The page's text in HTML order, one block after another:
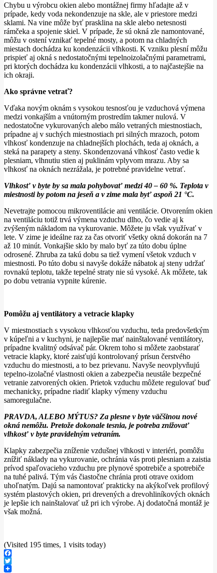
Chybu u výrobcu okien alebo montážnej firmy hľadajte až v
prípade, kedy voda nekondenzuje na skle, ale v priestore medzi
sklami. Na vine môže byť prasklina na skle alebo netesnosti
rámčeka a spojenie skiel. V prípade, že sú okná zle namontované,
môžu v ostení vznikať tepelné mosty, a potom na chladných
miestach dochádza ku kondenzácii vlhkosti. K vzniku plesní môžu
prispieť aj okná s nedostatočnými tepelnoizolačnými parametrami,
pri ktorých dochádza ku kondenzácii vlhkosti, a to najčastejšie na
ich okraji.
Ako správne vetrať?
Vďaka novým oknám s vysokou tesnosťou je vzduchová výmena
medzi vonkajším a vnútorným prostredím takmer nulová. V
nedostatočne vykurovaných alebo málo vetraných miestnostiach,
prípadne aj v suchých miestnostiach pri silných mrazoch, potom
vlhkosť kondenzuje na chladnejších plochách, teda aj oknách, a
steká na parapety a steny. Skondenzovaná vlhkosť často vedie k
plesniam, vlhnutiu stien aj puklinám vplyvom mrazu. Aby sa
vlhkosť na oknách nezrážala, je potrebné pravidelne vetrať.
Vlhkosť v byte by sa mala pohybovať medzi 40 – 60 %. Teplota v
miestnosti by potom na jeseň a v zime mala byť aspoň 21 °C.
Nevetrajte pomocou mikroventilácie ani ventilácie. Otvorením okien
na ventiláciu totiž trvá výmena vzduchu dlho, čo vedie aj k
zvýšeným nákladom na vykurovanie. Môžete ju však využívať v
lete. V zime je ideálne raz za čas otvoriť všetky okná dokorán na 7
až 10 minút. Vonkajšie sklo by malo byť za túto dobu úplne
odrosené. Zhruba za takú dobu sa tiež vymení všetok vzduch v
miestnosti. Po túto dobu si navyše dokáže nábatok aj steny udržať
rovnakú teplotu, takže tepelné straty nie sú vysoké. Ak môžete, tak
po dobu vetrania vypnite kúrenie.
Pomôžu aj ventilátory a vetracie klapky
V miestnostiach s vysokou vlhkosťou vzduchu, teda predovšetkým
v kúpeľni a v kuchyni, je najlepšie mať nainštalované ventilátory,
prípadne kvalitný odsávač pár. Okrem toho si môžete zaobstarať
vetracie klapky, ktoré zaisťujú kontrolovaný prísun čerstvého
vzduchu do miestnosti, a to bez prievanu. Navyše neovplyvňujú
tepelno-izolačné vlastnosti okien a zabezpečia neustále bezpečné
vetranie zatvorených okien. Prietok vzduchu môžete regulovať buď
mechanicky, prípadne riadiť klapky výmeny vzduchu
samoregulačne.
PRAVDA, ALEBO MÝTUS? Za plesne v byte väčšinou nové
okná nemôžu. Pretože dokonale tesnia, je potreba znižovať
vlhkosť v byte pravidelným vetraním.
Klapky zabezpečia zníženie vzdušnej vlhkosti v interiéri, pomôžu
znížiť náklady na vykurovanie, ochránia vás proti plesniam a zaistia
prívod spaľovacieho vzduchu pre plynové spotrebiče a spotrebiče
na tuhé palivá. Tým vás čiastočne chránia proti otrave oxidom
uhoľnatým. Dajú sa namontovať prakticky na akýkoľvek profilový
systém plastových okien, pri drevených a drevohliníkových oknách
je lepšie ich nainštalovať už pri ich výrobe. Aj dodatočná montáž je
však možná.
(Visited 195 times, 1 visits today)
Facebook
Twitter